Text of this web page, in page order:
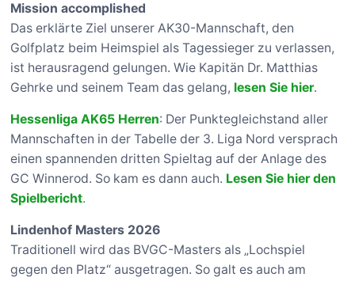
Mission accomplished
Das erklärte Ziel unserer AK30-Mannschaft, den
Golfplatz beim Heimspiel als Tagessieger zu verlassen,
ist herausragend gelungen. Wie Kapitän Dr. Matthias
Gehrke und seinem Team das gelang, lesen Sie hier.
Hessenliga AK65 Herren: Der Punktegleichstand aller
Mannschaften in der Tabelle der 3. Liga Nord versprach
einen spannenden dritten Spieltag auf der Anlage des
GC Winnerod. So kam es dann auch. Lesen Sie hier den
Spielbericht.
Lindenhof Masters 2026
Traditionell wird das BVGC-Masters als „Lochspiel
gegen den Platz“ ausgetragen. So galt es auch am